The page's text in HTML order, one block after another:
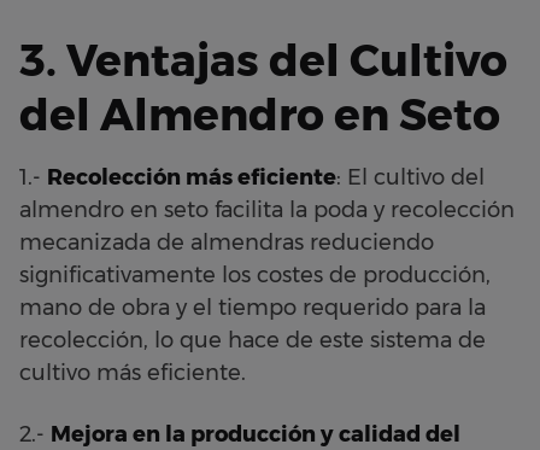
3. Ventajas del Cultivo
del Almendro en Seto
1.- Recolección más eficiente: El cultivo del
almendro en seto facilita la poda y recolección
mecanizada de almendras reduciendo
significativamente los costes de producción,
mano de obra y el tiempo requerido para la
recolección, lo que hace de este sistema de
cultivo más eficiente.
2.- Mejora en la producción y calidad del